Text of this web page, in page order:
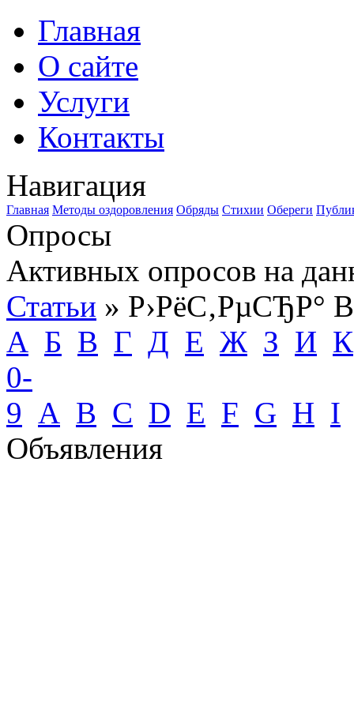
Главная
О сайте
Услуги
Контакты
Навигация
Главная Методы оздоровления Обряды Стихии Обереги
Опросы
Активных опросов на
Статьи » Р›РёС‚РµСЂР° B
А Б В Г Д Е Ж З И К
0-
9 A B C D E F G H I
Объявления